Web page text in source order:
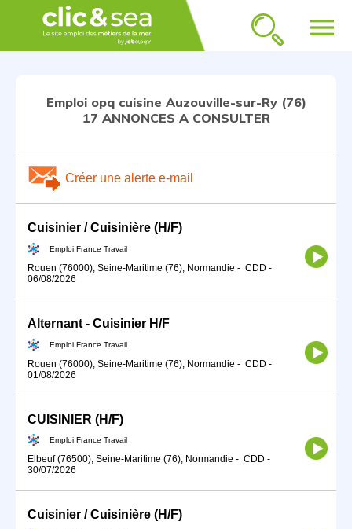
menu
Emploi opq cuisine Auzouville-sur-Ry (76)
17 ANNONCES A CONSULTER
Créer une alerte e-mail
Cuisinier / Cuisinière (H/F)
Emploi France Travail
Rouen (76000), Seine-Maritime (76), Normandie - CDD -
06/08/2026
Alternant - Cuisinier H/F
Emploi France Travail
Rouen (76000), Seine-Maritime (76), Normandie - CDD -
01/08/2026
CUISINIER (H/F)
Emploi France Travail
Elbeuf (76500), Seine-Maritime (76), Normandie - CDD -
30/07/2026
Cuisinier / Cuisinière (H/F)